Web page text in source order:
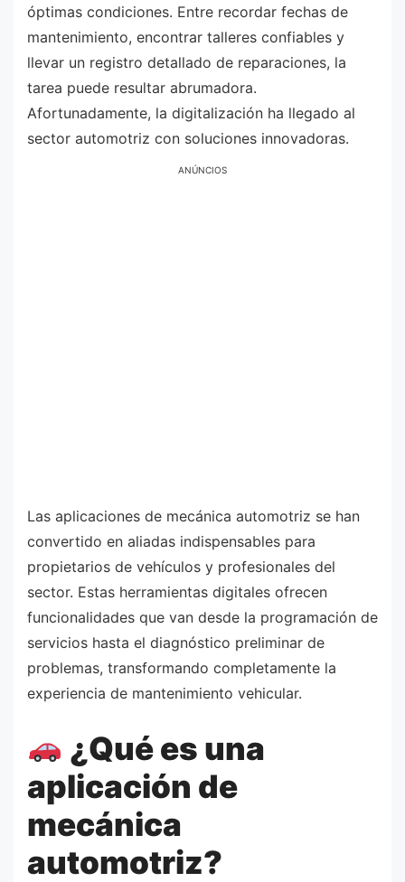
óptimas condiciones. Entre recordar fechas de
mantenimiento, encontrar talleres confiables y
llevar un registro detallado de reparaciones, la
tarea puede resultar abrumadora.
Afortunadamente, la digitalización ha llegado al
sector automotriz con soluciones innovadoras.
ANÚNCIOS
Las aplicaciones de mecánica automotriz se han
convertido en aliadas indispensables para
propietarios de vehículos y profesionales del
sector. Estas herramientas digitales ofrecen
funcionalidades que van desde la programación de
servicios hasta el diagnóstico preliminar de
problemas, transformando completamente la
experiencia de mantenimiento vehicular.
¿Qué es una
aplicación de
mecánica
automotriz?